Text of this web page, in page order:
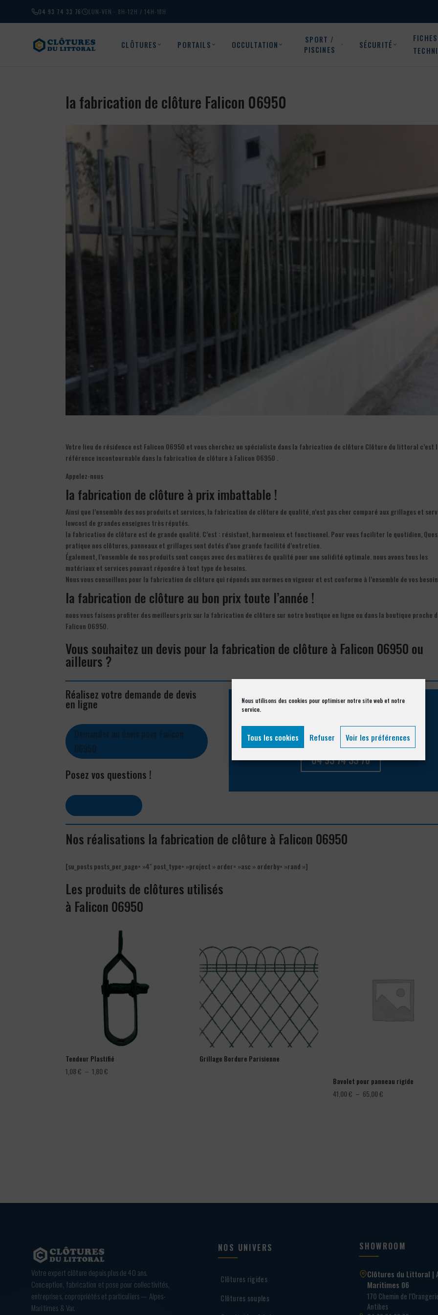
Nous utilisons des cookies pour optimiser notre site web et notre
service.
Tous les cookies Refuser Voir les préférences
04 93 74 33 76 LUN-VEN · 8H-12H / 14H-18H
CLÔTURES PORTAILS OCCULTATION
SPORT /
PISCINES
SÉCURITÉ
FICHES
la fabrication de clôture Falicon 06950
Votre lieu de résidence est Falicon 06950 et vous cherchez un spécialiste dans la fabrication de clôture Clôture du littoral c’est
référence incontournable dans la fabrication de clôture à Falicon 06950 .
Appelez-nous
la fabrication de clôture à prix imbattable !
Ainsi que l’ensemble des nos produits et services, la fabrication de clôture de qualité, n’est pas cher comparé aux grillages et
lowcost de grandes enseignes très réputés.
la fabrication de clôture est de grande qualité. C’est : résistant, harmonieux et fonctionnel. Pour vous faciliter le quotidien,
pratique nos clôtures, panneaux et grillages sont dotés d’une grande facilité d’entretien.
Également, l’ensemble de nos produits sont conçus avec des matières de qualité pour une solidité optimale. nous avons tous les
matériaux et services pouvant répondre à tout type de besoins.
Nous vous conseillons pour la fabrication de clôture qui réponds aux normes en vigueur et est conforme à l’ensemble de vos
la fabrication de clôture au bon prix toute l’année !
nous vous faisons profiter des meilleurs prix sur la fabrication de clôture sur notre boutique en ligne ou dans la boutique proche
Falicon 06950.
Vous souhaitez un devis pour la fabrication de clôture à Falicon 06950 ou
ailleurs ?
Réalisez votre demande de devis
en ligne
Posez vos questions !
Vous souhaitez avoir des informations complémentaires ?
04 93 74 33 76
Nos réalisations la fabrication de clôture à Falicon 06950
[su_posts posts_per_page= »4″ post_type= »project » order= »asc » orderby= »rand »]
Les produits de clôtures utilisés
à Falicon 06950
Tendeur Plastifié
1,08€ – 1,80€
Grillage Bordure Parisienne
Bavolet pour panneau rigide
41,00€ – 65,00€
Votre expert clôture depuis plus de 40 ans.
Conception, fabrication et pose pour collectivités,
entreprises, copropriétés et particuliers — Alpes-
Maritimes & Var.
NOS UNIVERS
Clôtures rigides
Clôtures souples
SHOWROOM
Clôtures du Littoral |
Maritimes 06
170 Chemin de
Antibes